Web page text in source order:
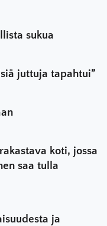
sukua
juttuja tapahtui”
koti, jossa
saa tulla
ja